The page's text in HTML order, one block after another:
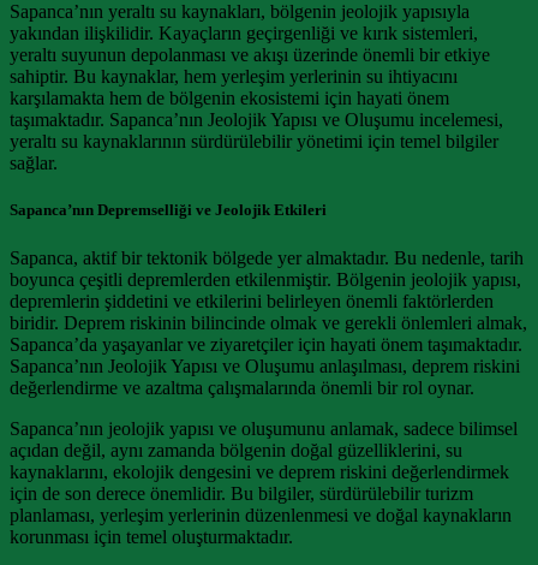
Sapanca’nın yeraltı su kaynakları, bölgenin jeolojik yapısıyla
yakından ilişkilidir. Kayaçların geçirgenliği ve kırık sistemleri,
yeraltı suyunun depolanması ve akışı üzerinde önemli bir etkiye
sahiptir. Bu kaynaklar, hem yerleşim yerlerinin su ihtiyacını
karşılamakta hem de bölgenin ekosistemi için hayati önem
taşımaktadır. Sapanca’nın Jeolojik Yapısı ve Oluşumu incelemesi,
yeraltı su kaynaklarının sürdürülebilir yönetimi için temel bilgiler
sağlar.
Sapanca’nın Depremselliği ve Jeolojik Etkileri
Sapanca, aktif bir tektonik bölgede yer almaktadır. Bu nedenle, tarih
boyunca çeşitli depremlerden etkilenmiştir. Bölgenin jeolojik yapısı,
depremlerin şiddetini ve etkilerini belirleyen önemli faktörlerden
biridir. Deprem riskinin bilincinde olmak ve gerekli önlemleri almak,
Sapanca’da yaşayanlar ve ziyaretçiler için hayati önem taşımaktadır.
Sapanca’nın Jeolojik Yapısı ve Oluşumu anlaşılması, deprem riskini
değerlendirme ve azaltma çalışmalarında önemli bir rol oynar.
Sapanca’nın jeolojik yapısı ve oluşumunu anlamak, sadece bilimsel
açıdan değil, aynı zamanda bölgenin doğal güzelliklerini, su
kaynaklarını, ekolojik dengesini ve deprem riskini değerlendirmek
için de son derece önemlidir. Bu bilgiler, sürdürülebilir turizm
planlaması, yerleşim yerlerinin düzenlenmesi ve doğal kaynakların
korunması için temel oluşturmaktadır.